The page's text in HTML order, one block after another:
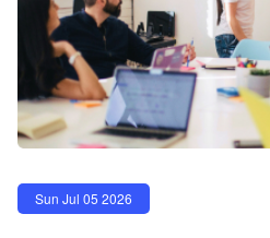
Sun Jul 05 2026